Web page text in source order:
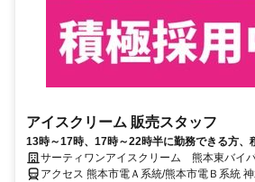
アイスクリーム 販売スタッフ
13時～17時、17時～22時半に勤務できる方、
の方、大学・短大・専門学校の方歓迎！
サーティワンアイスクリーム 熊本東バイ
アクセス 熊本市電Ａ系統/熊本市電Ｂ系統